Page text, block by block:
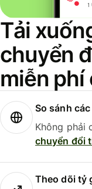
Tải
chuyển
miễn phí
So sánh
Không phải
chuyển đổi
Theo dõi tỷ